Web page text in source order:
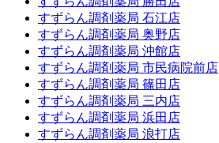
すずらん調剤薬局 石江店
すずらん調剤薬局 奥野店
すずらん調剤薬局 沖館店
すずらん調剤薬局 市民病院前店
すずらん調剤薬局 篠田店
すずらん調剤薬局 三内店
すずらん調剤薬局 浜田店
すずらん調剤薬局 浪打店